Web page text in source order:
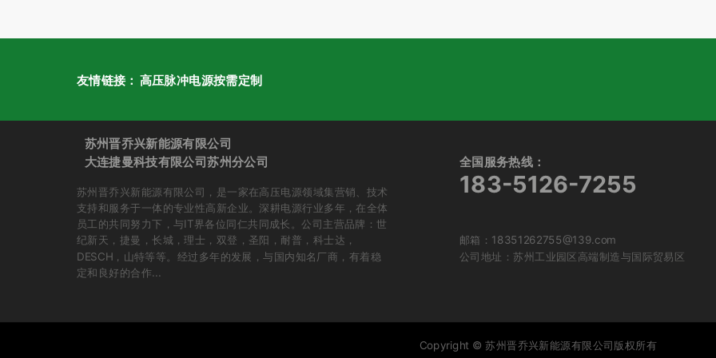
高压脉冲电源按需定制
友情链接：
苏州晋乔兴新能源有限公司
大连捷曼科技有限公司苏州分公司
邮箱：18351262755@139.com
公司地址：苏州工业园区高端制造与国际贸易区
Copyright © 苏州晋乔兴新能源有限公司版权所有
苏州晋乔兴新能源有限公司，是一家在高压电源领域集营销、技术
支持和服务于一体的专业性高新企业。深耕电源行业多年，在全体
员工的共同努力下，与IT界各位同仁共同成长。公司主营品牌：世
纪新天，捷曼，长城，理士，双登，圣阳，耐普，科士达，
DESCH，山特等等。经过多年的发展，与国内知名厂商，有着稳
定和良好的合作...
全国服务热线：
183-5126-7255